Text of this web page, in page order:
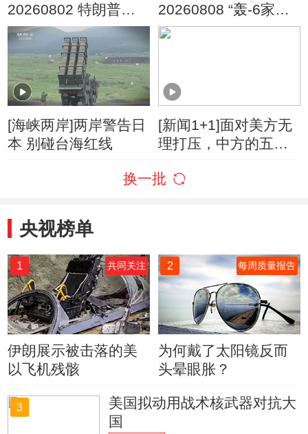
20260802 特朗普叫
停“最大规模”打击 伊
朗称摧毁美军F-35战
机
20260808 “轰-6家族”
亮剑海天
[海峡两岸]两岸警告日
本 别碰台海红线
[新闻1+1]面对美方无
理打压，中方的五项
换一批
央视榜单
1 共同关注
伊朗展示被击落的美
以飞机残骸
2 每周质量报告
为何戴了太阳镜反而
头晕眼胀？
3
美国拟动用战术核武器对抗大
国